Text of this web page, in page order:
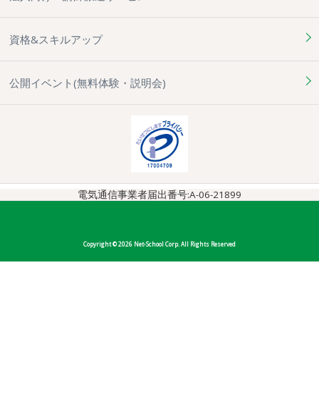
資格&スキルアップ
公開イベント(無料体験・説明会)
電気通信事業者届出番号:A-06-21899
Copyright © 2026 Net-School Corp. All Rights Reserved